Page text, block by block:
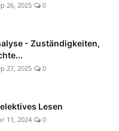
26, 2025 0
- Zuständigkeiten,
27, 2025 0
Lesen
11, 2024 0